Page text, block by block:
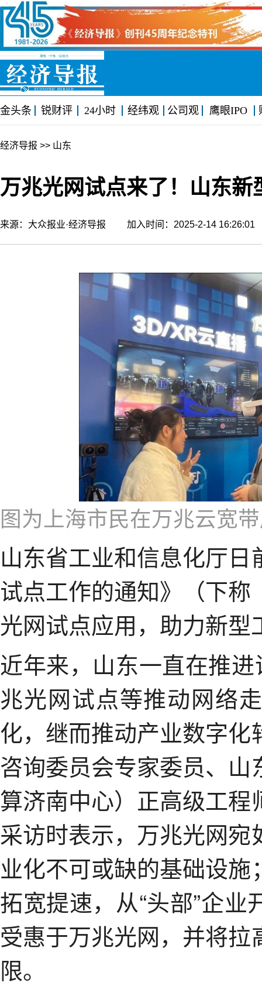
金头条 锐财评 24小时 经纬观 公司观 鹰眼IPO
经济导报 >> 山东
万兆光网试点来了！山东新
来源：大众报业·经济导报 加入时间：2025-2-14
图为上海市民在万兆云宽
山东省工业和信息化厅
试点工作的通知》（下
光网试点应用，助力新型
近年来，山东一直在推
兆光网试点等推动网络
化，继而推动产业数字
咨询委员会专家委员、
算济南中心）正高级工
采访时表示，万兆光网
业化不可或缺的基础设
拓宽提速，从“头部”企
受惠于万兆光网，并将
限。